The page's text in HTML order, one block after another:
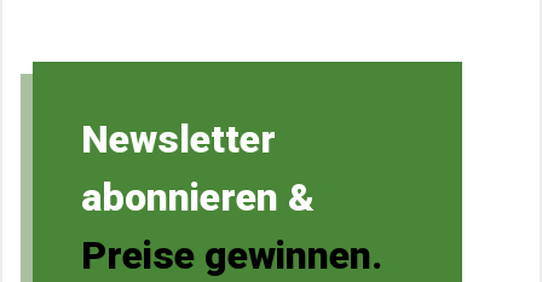
Newsletter
abonnieren &
Preise gewinnen.